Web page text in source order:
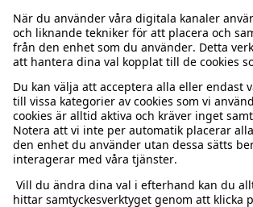
Behöver du hjälp?
Kundservice
Vanliga frågor
Beställning & retur
Kontakta oss
Hitta butik
Kappahl Club
Logga in
Kappahl Club
Medlemsvillkor
Om oss
Om Kappahl Group
Villkor & policy
Köpvillkor Sverige
Mer från oss